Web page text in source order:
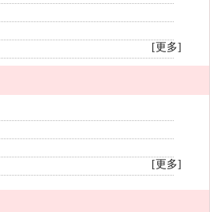
[更多]
[更多]